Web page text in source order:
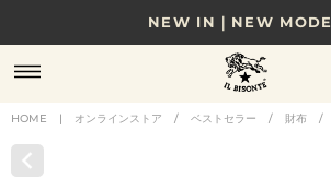
NEW IN｜NEW
8/17(月)10時まで｜税込11,000円以
贈る相手やシーンから選べる、新し
HOME | オンラインストア / ベストセラー / 財布 /